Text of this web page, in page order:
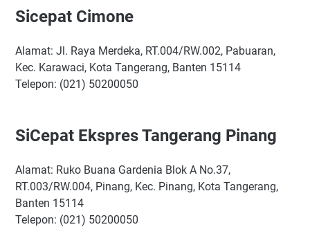
Sicepat Cimone
Alamat: Jl. Raya Merdeka, RT.004/RW.002, Pabuaran,
Kec. Karawaci, Kota Tangerang, Banten 15114
Telepon: (021) 50200050
SiCepat Ekspres Tangerang Pinang
Alamat: Ruko Buana Gardenia Blok A No.37,
RT.003/RW.004, Pinang, Kec. Pinang, Kota Tangerang,
Banten 15114
Telepon: (021) 50200050